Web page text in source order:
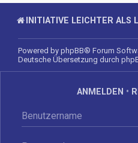
INITIATIVE LEICHTER ALS
Powered by phpBB® Forum
Deutsche Übersetzung durch
ANMELDEN •